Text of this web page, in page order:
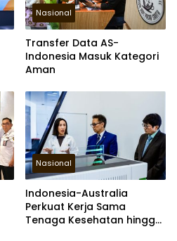
Nasional
Transfer Data AS-
Indonesia Masuk Kategori
Aman
Nasional
Indonesia-Australia
Perkuat Kerja Sama
Tenaga Kesehatan hingga